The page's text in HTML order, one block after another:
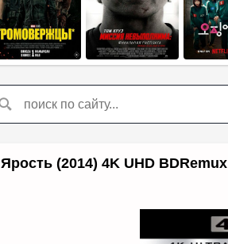
Ярость (2014) 4K UHD